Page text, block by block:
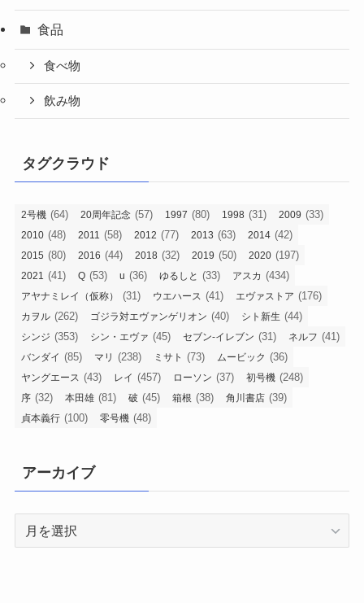
食品
食べ物
飲み物
タグクラウド
2号機 (64) 20周年記念 (57) 1997 (80) 1998 (31) 2009 (33)
2010 (48) 2011 (58) 2012 (77) 2013 (63) 2014 (42)
2015 (80) 2016 (44) 2018 (32) 2019 (50) 2020 (197)
2021 (41) Q (53) u (36) ゆるしと (33) アスカ (434)
アヤナミレイ（仮称） (31) ウエハース (41) エヴァストア (176)
カヲル (262) ゴジラ対エヴァンゲリオン (40) シト新生 (44)
シンジ (353) シン・エヴァ (45) セブン-イレブン (31) ネルフ (41)
バンダイ (85) マリ (238) ミサト (73) ムービック (36)
ヤングエース (43) レイ (457) ローソン (37) 初号機 (248)
序 (32) 本田雄 (81) 破 (45) 箱根 (38) 角川書店 (39)
貞本義行 (100) 零号機 (48)
アーカイブ